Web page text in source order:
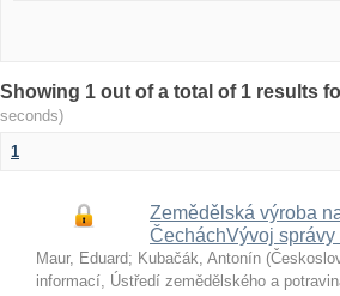
Showing 1 out of a total of 1 results
seconds)
1
Zemědělská výroba
ČecháchVývoj
Maur, Eduard; Kubačák, Antonín (
informací, Ústředí zemědělského a